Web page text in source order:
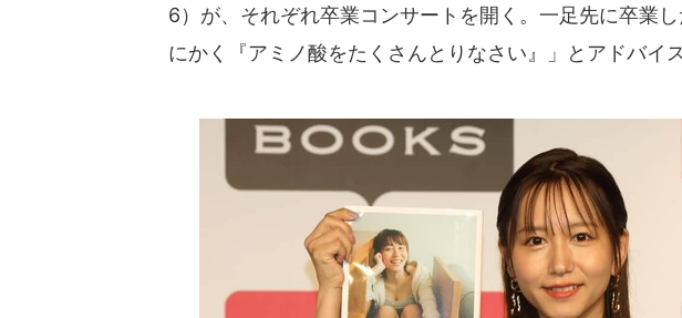
6）が、それぞれ卒業コンサートを開く。一足先に卒業
にかく『アミノ酸をたくさんとりなさい』」とアドバイ